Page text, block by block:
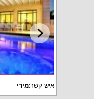
איש קשר:מירי